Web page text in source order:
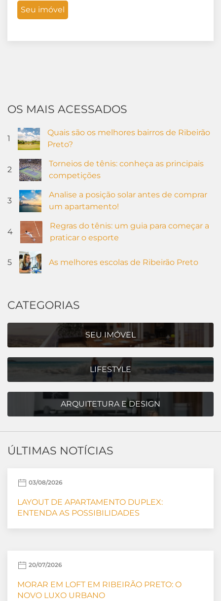
Seu imóvel
OS MAIS ACESSADOS
1
Quais são os melhores bairros de Ribeirão
Preto?
2
Torneios de tênis: conheça as principais
competições
3
Analise a posição solar antes de comprar
um apartamento!
4
Regras do tênis: um guia para começar a
praticar o esporte
5 As melhores escolas de Ribeirão Preto
CATEGORIAS
SEU IMÓVEL
LIFESTYLE
ARQUITETURA E DESIGN
ÚLTIMAS NOTÍCIAS
03/08/2026
LAYOUT DE APARTAMENTO DUPLEX:
ENTENDA AS POSSIBILIDADES
20/07/2026
MORAR EM LOFT EM RIBEIRÃO PRETO: O
NOVO LUXO URBANO